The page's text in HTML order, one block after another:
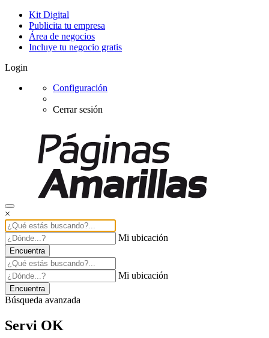
Kit Digital
Publicita tu empresa
Área de negocios
Incluye tu negocio gratis
Login
Configuración
Cerrar sesión
×
Mi ubicación
Encuentra
Mi ubicación
Encuentra
Búsqueda avanzada
Servi OK